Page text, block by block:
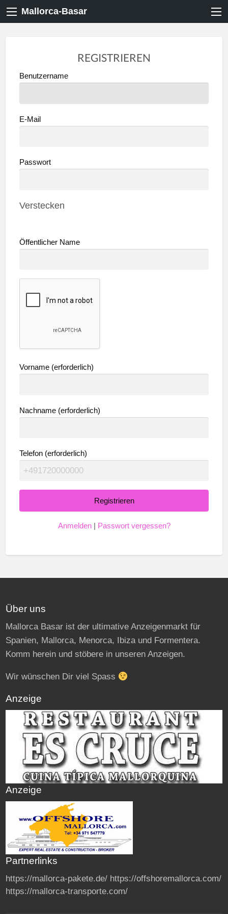
Mallorca-Basar
REGISTRIEREN
Benutzername
E-Mail
Passwort
Verstecken
Öffentlicher Name
Vorname (erforderlich)
Nachname (erforderlich)
Telefon (erforderlich)
Anmelden| Passwort vergessen?
Über uns
Mallorca Basar ist der ultimative Anzeigenmarkt für
Spanien, Mallorca, Menorca, Ibiza und Formentera.
Komm herein und stöbere in unseren Anzeigen.
Wir wünschen Dir viel Spass
Anzeige
Anzeige
Partnerlinks
https://mallorca-pakete.de/ https://offshoremallorca.com/
https://mallorca-transporte.com/